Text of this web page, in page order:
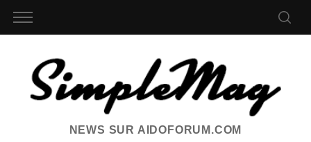
NEWS SUR AIDOFORUM.COM